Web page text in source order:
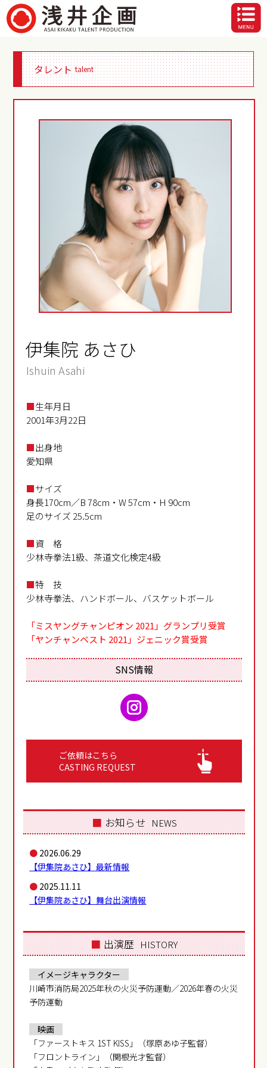
タレント talent
伊集院 あさひ
Ishuin Asahi
■生年月日
2001年3月22日
■出身地
愛知県
■サイズ
身長170cm／B 78cm・W 57cm・H 90cm
足のサイズ 25.5cm
■資 格
少林寺拳法1級、茶道文化検定4級
■特 技
少林寺拳法、ハンドボール、バスケットボール
「ミスヤングチャンピオン 2021」グランプリ受賞
「ヤンチャンベスト 2021」ジェニック賞受賞
SNS情報
ご依頼はこちら
CASTING REQUEST
■ お知らせ NEWS
● 2026.06.29
【伊集院あさひ】最新情報
● 2025.11.11
【伊集院あさひ】舞台出演情報
■ 出演歴 HISTORY
イメージキャラクター
川崎市消防局2025年秋の火災予防運動／2026年春の火災
予防運動
映画
「ファーストキス 1ST KISS」（塚原あゆ子監督）
「フロントライン」（関根光才監督）